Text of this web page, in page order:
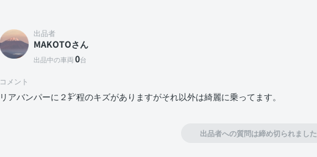
出品者
MAKOTOさん
出品中の車両0台
コメント
リアバンパーに２㌢程のキズがありますがそれ以外は綺麗に乗ってます。
出品者への質問は締め切られました